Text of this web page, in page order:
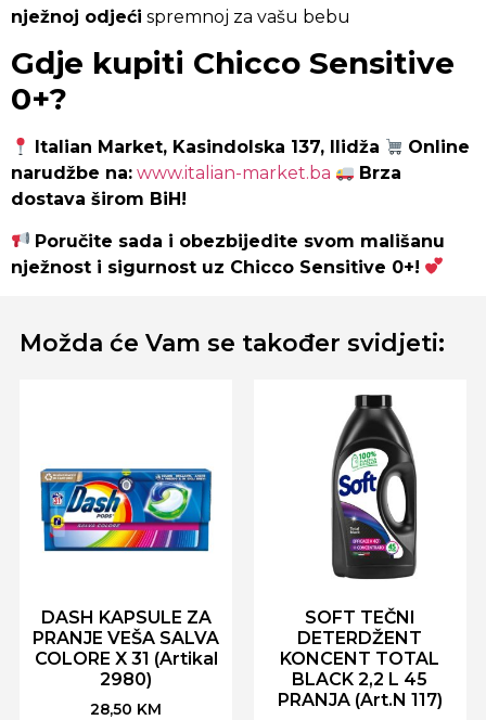
nježnoj odjeći spremnoj za vašu bebu
Gdje kupiti Chicco Sensitive
0+?
Italian Market, Kasindolska 137, Ilidža
Online
narudžbe na: www.italian-market.ba
Brza
dostava širom BiH!
Poručite sada i obezbijedite svom mališanu
nježnost i sigurnost uz Chicco Sensitive 0+!
Možda će Vam se također svidjeti:
DASH KAPSULE ZA
PRANJE VEŠA SALVA
COLORE X 31 (Artikal
2980)
28,50 KM
SOFT TEČNI
DETERDŽENT
KONCENT TOTAL
BLACK 2,2 L 45
PRANJA (Art.N 117)